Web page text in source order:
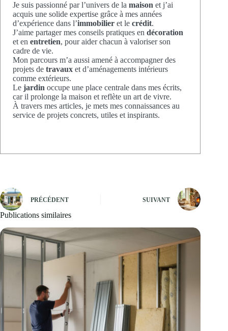
Je suis passionné par l’univers de la maison et j’ai
acquis une solide expertise grâce à mes années
d’expérience dans l’immobilier et le crédit.
J’aime partager mes conseils pratiques en décoration
et en entretien, pour aider chacun à valoriser son
cadre de vie.
Mon parcours m’a aussi amené à accompagner des
projets de travaux et d’aménagements intérieurs
comme extérieurs.
Le jardin occupe une place centrale dans mes écrits,
car il prolonge la maison et reflète un art de vivre.
À travers mes articles, je mets mes connaissances au
service de projets concrets, utiles et inspirants.
PRÉCÉDENT SUIVANT
Publications similaires